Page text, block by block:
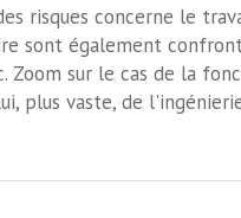
risques concerne le
sont également
Zoom sur le cas de la
plus vaste, de